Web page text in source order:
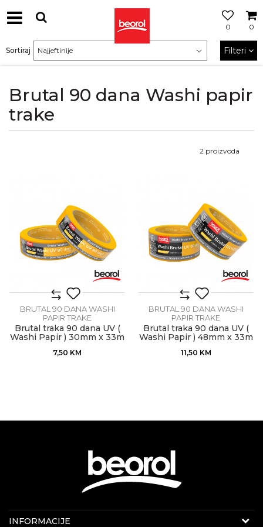
0
0
Brutal 90 dana Washi papir
trake
Sortiraj Filteri
2 proizvoda
BRUTAL 90 DANA WASHI
PAPIR TRAKE
Brutal traka 90 dana UV (
Washi Papir ) 30mm x 33m
7,50 KM
BRUTAL 90 DANA WASHI
PAPIR TRAKE
Brutal traka 90 dana UV (
Washi Papir ) 48mm x 33m
11,50 KM
Internet prodaja
INFORMACIJE